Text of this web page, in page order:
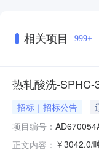
相关项目 999+
热轧酸洗-SPHC-
招标｜招标公告
项目编号：
正文内容： ￥3042.0/